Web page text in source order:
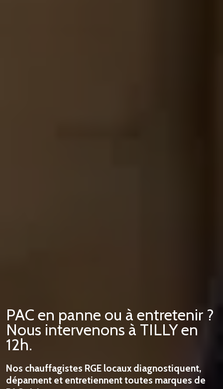
PAC en panne ou à entretenir ?
Nous intervenons à TILLY en
12h.
Nos chauffagistes RGE locaux diagnostiquent,
dépannent et entretiennent toutes marques de